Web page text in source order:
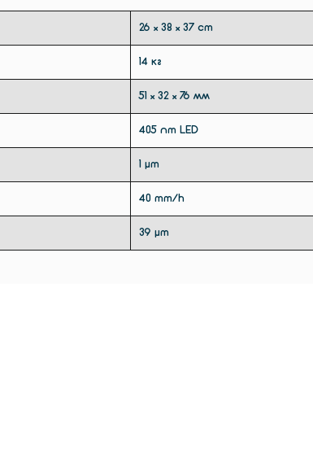
без
26 × 38 × 37 cm
14 кг
51 × 32 × 76 мм
405 nm LED
1 µm
40 mm/h
39 µm